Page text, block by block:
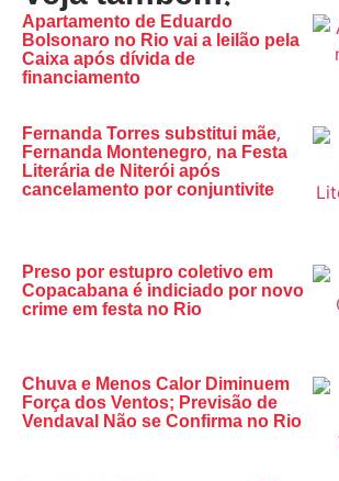
Apartamento de Eduardo
Bolsonaro no Rio vai a leilão pela
Caixa após dívida de
financiamento
Fernanda Torres substitui mãe,
Fernanda Montenegro, na Festa
Literária de Niterói após
cancelamento por conjuntivite
Preso por estupro coletivo em
Copacabana é indiciado por novo
crime em festa no Rio
Chuva e Menos Calor Diminuem
Força dos Ventos; Previsão de
Vendaval Não se Confirma no Rio